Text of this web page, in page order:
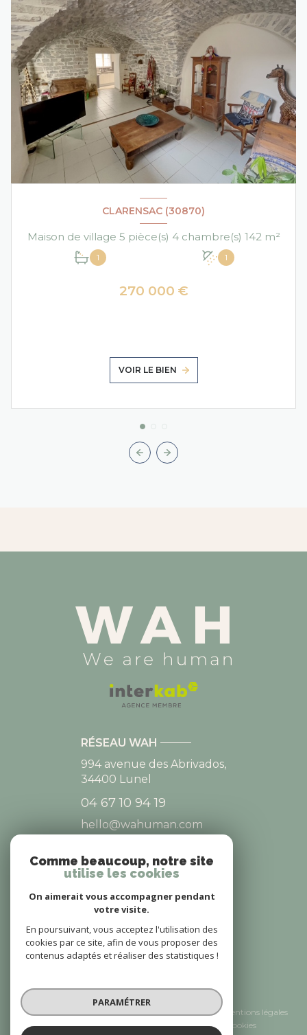
CLARENSAC (30870)
Maison de village 5 pièce(s) 4 chambre(s) 142 m²
1 1
270 000 €
VOIR LE BIEN
RÉSEAU WAH
994 avenue des Abrivados,
34400 Lunel
04 67 10 94 19
hello@wahuman.com
NOS RÉSEAUX
NOUS SUIVRE
Nos honoraires
Nos partenaires
Mentions légales
Admin
Politique RGPD Cookies
Comme beaucoup, notre site
utilise les cookies
On aimerait vous accompagner pendant
votre visite.
En poursuivant, vous acceptez l'utilisation des
cookies par ce site, afin de vous proposer des
contenus adaptés et réaliser des statistiques !
PARAMÉTRER